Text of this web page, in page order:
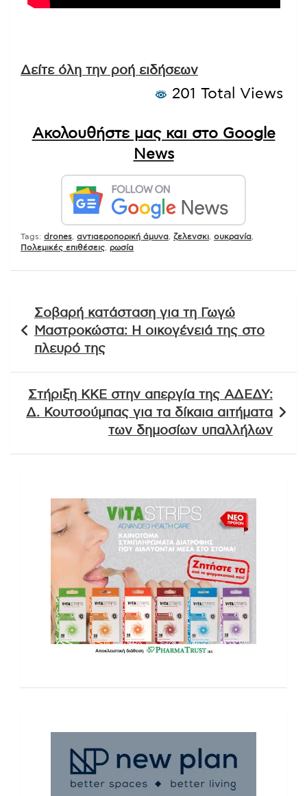
Δείτε όλη την ροή ειδήσεων
201 Total Views
Ακολουθήστε μας και στο Google
News
Tags: drones αντιαεροπορική άμυνα ζελενσκι ουκρανία
Πολεμικές επιθέσεις ρωσία
άρθρων
Σοβαρή κατάσταση για τη Γωγώ
Μαστροκώστα: Η οικογένειά της στο
πλευρό της
Στήριξη ΚΚΕ στην απεργία της ΑΔΕΔΥ:
Δ. Κουτσούμπας για τα δίκαια αιτήματα
των δημοσίων υπαλλήλων